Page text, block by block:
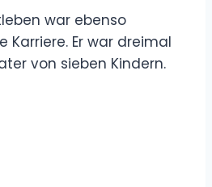
war ebenso
Karriere. Er war dreimal
von sieben Kindern.